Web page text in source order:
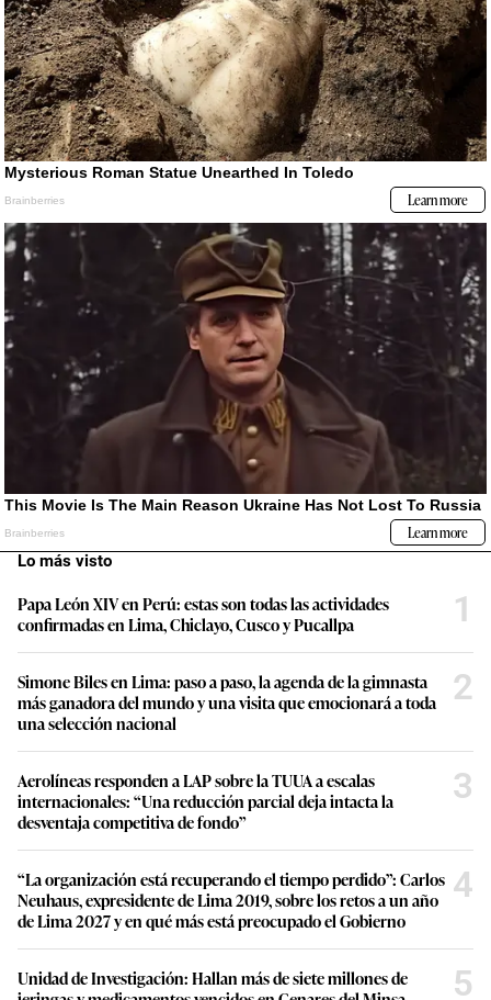
Lo más visto
Papa León XIV en Perú: estas son todas las actividades
confirmadas en Lima, Chiclayo, Cusco y Pucallpa
1
Simone Biles en Lima: paso a paso, la agenda de la gimnasta
más ganadora del mundo y una visita que emocionará a toda
una selección nacional
2
Aerolíneas responden a LAP sobre la TUUA a escalas
internacionales: “Una reducción parcial deja intacta la
desventaja competitiva de fondo”
3
“La organización está recuperando el tiempo perdido”: Carlos
Neuhaus, expresidente de Lima 2019, sobre los retos a un año
de Lima 2027 y en qué más está preocupado el Gobierno
4
Unidad de Investigación: Hallan más de siete millones de
5